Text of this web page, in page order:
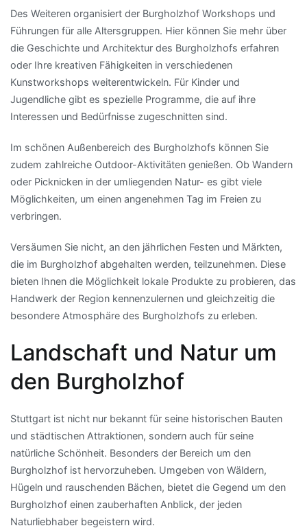
Des Weiteren organisiert der Burgholzhof Workshops und
Führungen für alle Altersgruppen. Hier können Sie mehr über
die Geschichte und Architektur des Burgholzhofs erfahren
oder Ihre kreativen Fähigkeiten in verschiedenen
Kunstworkshops weiterentwickeln. Für Kinder und
Jugendliche gibt es spezielle Programme, die auf ihre
Interessen und Bedürfnisse zugeschnitten sind.
Im schönen Außenbereich des Burgholzhofs können Sie
zudem zahlreiche Outdoor-Aktivitäten genießen. Ob Wandern
oder Picknicken in der umliegenden Natur- es gibt viele
Möglichkeiten, um einen angenehmen Tag im Freien zu
verbringen.
Versäumen Sie nicht, an den jährlichen Festen und Märkten,
die im Burgholzhof abgehalten werden, teilzunehmen. Diese
bieten Ihnen die Möglichkeit lokale Produkte zu probieren, das
Handwerk der Region kennenzulernen und gleichzeitig die
besondere Atmosphäre des Burgholzhofs zu erleben.
Landschaft und Natur um
den Burgholzhof
Stuttgart ist nicht nur bekannt für seine historischen Bauten
und städtischen Attraktionen, sondern auch für seine
natürliche Schönheit. Besonders der Bereich um den
Burgholzhof ist hervorzuheben. Umgeben von Wäldern,
Hügeln und rauschenden Bächen, bietet die Gegend um den
Burgholzhof einen zauberhaften Anblick, der jeden
Naturliebhaber begeistern wird.